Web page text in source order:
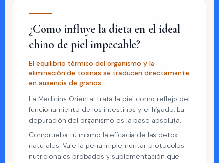
¿Cómo influye la dieta en el ideal
chino de piel impecable?
El equilibrio térmico del organismo y la
eliminación de toxinas se traducen directamente
en ausencia de granos.
La Medicina Oriental trata la piel como reflejo del
funcionamiento de los intestinos y el hígado. La
depuración del organismo es la base absoluta.
Comprueba tú mismo la eficacia de las detox
naturales. Vale la pena implementar protocolos
nutricionales probados y suplementación que